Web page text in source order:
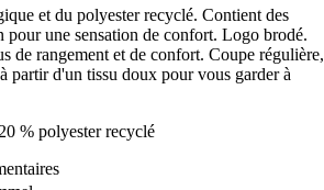
et du polyester recyclé. Contient des
pour une sensation de confort. Logo brodé.
de rangement et de confort. Coupe régulière,
partir d'un tissu doux pour vous garder à
% polyester recyclé